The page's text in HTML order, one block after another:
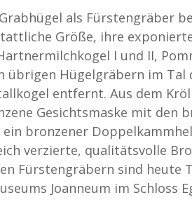
als Fürstengräber
Größe, ihre
I und II,
Hügelgräbern im Tal
entfernt. Aus dem
Gesichtsmaske mit den
bronzener
verzierte, qualitätsvolle
Fürstengräbern sind heute
Joanneum im Schloss